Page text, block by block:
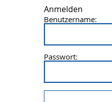
Anmelden
Benutzername:
Passwort: